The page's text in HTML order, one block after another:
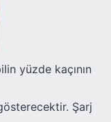
yüzde kaçının
Şarj